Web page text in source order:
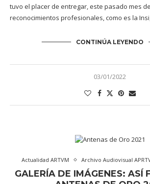
tuvo el placer de entregar, este pasado mes
reconocimientos profesionales, como es la
CONTINÚA LEYENDO
03/01/2022
Actualidad ARTVM Archivo Audiovisual
GALERÍA DE IMÁGENES: ASÍ